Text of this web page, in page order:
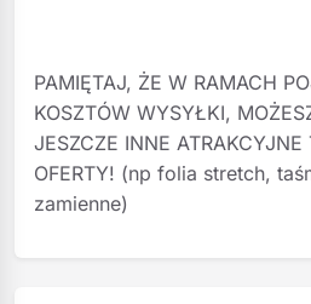
PAMIĘTAJ, ŻE W RAMACH
KOSZTÓW WYSYŁKI,
JESZCZE INNE
OFERTY! (np folia stretch,
zamienne)